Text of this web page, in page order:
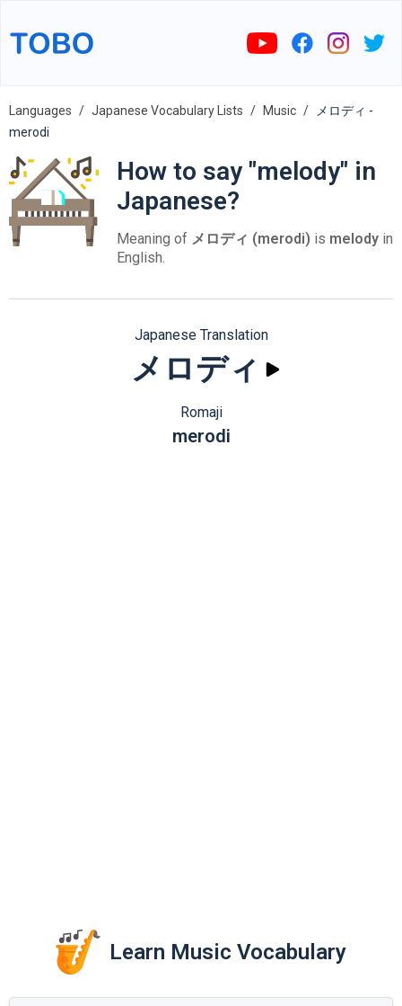
Languages Japanese Vocabulary Lists Music
メロディ -
merodi
How to say "melody" in
Japanese?
Meaning of メロディ (merodi) is melody in
English.
Japanese Translation
メロディ
Romaji
merodi
Learn Music Vocabulary